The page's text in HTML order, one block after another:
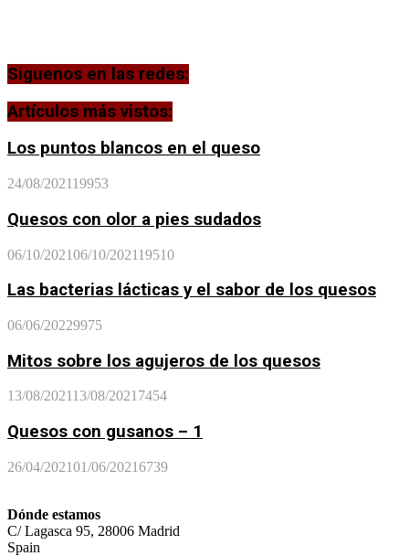
Siguenos en las redes:
Artículos más vistos:
Los puntos blancos en el queso
24/08/202119953
Quesos con olor a pies sudados
06/10/202106/10/202119510
Las bacterias lácticas y el sabor de los quesos
06/06/20229975
Mitos sobre los agujeros de los quesos
13/08/202113/08/20217454
Quesos con gusanos – 1
26/04/202101/06/20216739
Dónde estamos
C/ Lagasca 95, 28006 Madrid
Spain